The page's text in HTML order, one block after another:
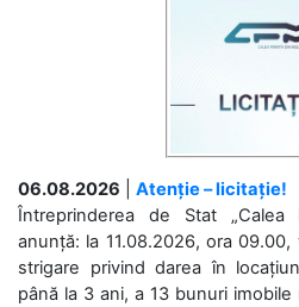
06.08.2026
Atenție – licitație!
Întreprinderea de Stat „Calea
anunță: la 11.08.2026, ora
strigare privind darea în
până la 3 ani, a 13 bunuri